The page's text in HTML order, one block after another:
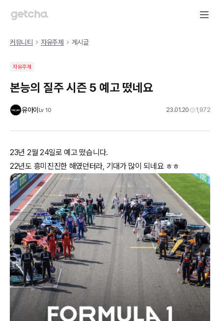
커뮤니티 자유주제 게시글
자유주제
본능의 질주 시즌 5 예고 떴네요
유아이 Lv 10 23.01.20 1,972
23년 2월 24일로 예고 떴습니다.
22년도 흥미진진한 해였던터라, 기대가 많이 되네요 ㅎㅎ